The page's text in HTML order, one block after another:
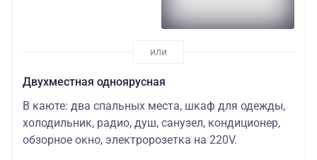
Двухместная одноярусная
В каюте: два спальных места, шкаф для одежды,
холодильник, радио, душ, санузел, кондиционер,
обзорное окно, электророзетка на 220V.